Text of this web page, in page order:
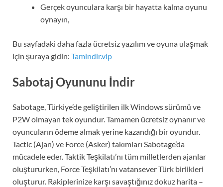
Gerçek oyunculara karşı bir hayatta kalma oyunu
oynayın,
Bu sayfadaki daha fazla ücretsiz yazılım ve oyuna ulaşmak
için şuraya gidin: Tamindir.vip
Sabotaj Oyununu İndir
Sabotage, Türkiye’de geliştirilen ilk Windows sürümü ve
P2W olmayan tek oyundur. Tamamen ücretsiz oynanır ve
oyuncuların ödeme almak yerine kazandığı bir oyundur.
Tactic (Ajan) ve Force (Asker) takımları Sabotage’da
mücadele eder. Taktik Teşkilatı’nı tüm milletlerden ajanlar
oluştururken, Force Teşkilatı’nı vatansever Türk birlikleri
oluşturur. Rakiplerinize karşı savaştığınız dokuz harita –